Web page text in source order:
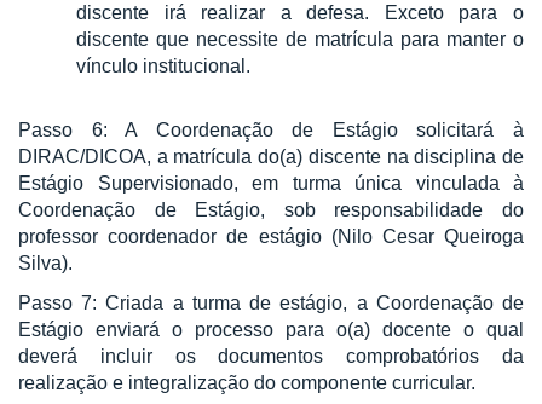
discente irá realizar a defesa. Exceto para o
discente que necessite de matrícula para manter o
vínculo institucional.
Passo 6: A Coordenação de Estágio solicitará à
DIRAC/DICOA, a matrícula do(a) discente na disciplina de
Estágio Supervisionado, em turma única vinculada à
Coordenação de Estágio, sob responsabilidade do
professor coordenador de estágio (Nilo Cesar Queiroga
Silva).
Passo 7: Criada a turma de estágio, a Coordenação de
Estágio enviará o processo para o(a) docente o qual
deverá incluir os documentos comprobatórios da
realização e integralização do componente curricular.